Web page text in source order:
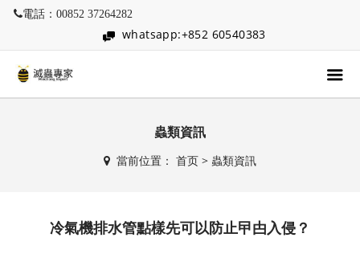
電話：00852 37264282
whatsapp:+852 60540383
蟲類資訊
當前位置： 首页> 蟲類資訊
冷氣機排水管點樣先可以防止曱甴入侵？